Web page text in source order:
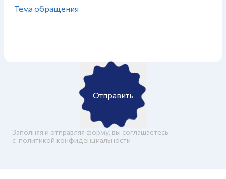
Отправить
Заполняя и отправляя форму, вы соглашаетесь
c политикой конфиденциальности